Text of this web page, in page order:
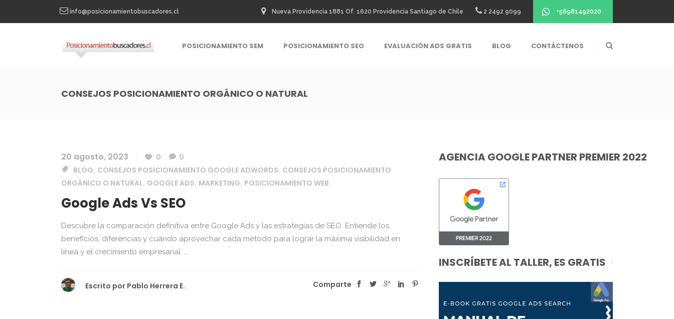
info@posicionamientobuscadores.cl Nueva Providencia 1881 Of. 1620 Providencia Santiago de Chile 2 2492 9099 +56981492020
POSICIONAMIENTO SEM POSICIONAMIENTO SEO EVALUACIÓN ADS GRATIS BLOG CONTÁCTENOS
CONSEJOS POSICIONAMIENTO ORGÁNICO O NATURAL
20 agosto, 2023 0
0
BLOG, CONSEJOS POSICIONAMIENTO GOOGLE ADWORDS, CONSEJOS POSICIONAMIENTO
ORGÁNICO O NATURAL, GOOGLE ADS, MARKETING, POSICIONAMIENTO WEB
Google Ads Vs SEO
Descubre la comparación definitiva entre Google Ads y las estrategias de SEO. Entiende los
beneficios, diferencias y cuándo aprovechar cada método para lograr la máxima visibilidad en
línea y el crecimiento empresarial. ...
Escrito por Pablo Herrera E. Comparte
AGENCIA GOOGLE PARTNER PREMIER 2022
INSCRÍBETE AL TALLER, ES GRATIS